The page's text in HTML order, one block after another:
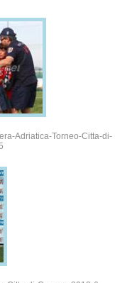
Adriatica-Torneo-Citta-di-